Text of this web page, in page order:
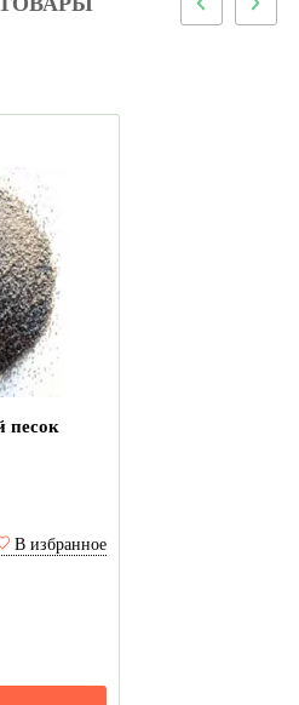
песок
В избранное